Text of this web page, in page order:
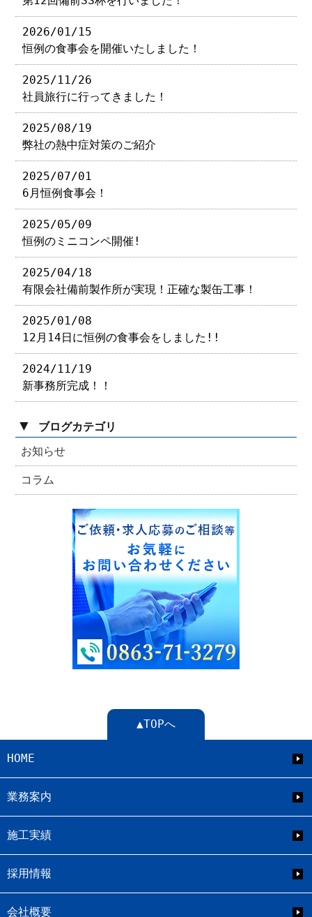
2026/01/15
恒例の食事会を開催いたしました！
2025/11/26
社員旅行に行ってきました！
2025/08/19
弊社の熱中症対策のご紹介
2025/07/01
6月恒例食事会！
2025/05/09
恒例のミニコンペ開催!
2025/04/18
有限会社備前製作所が実現！正確な製缶工事！
2025/01/08
12月14日に恒例の食事会をしました!!
2024/11/19
新事務所完成！！
▼ ブログカテゴリ
お知らせ
コラム
▲TOPへ
HOME
業務案内
施工実績
採用情報
会社概要